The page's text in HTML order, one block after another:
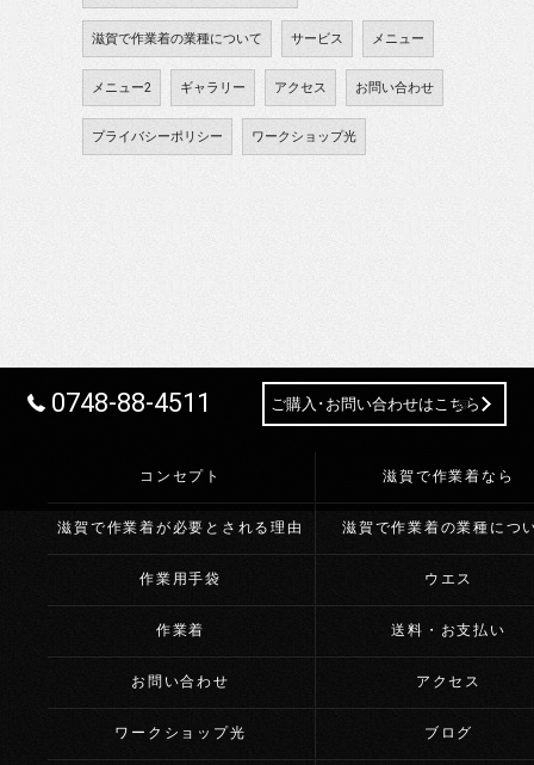
滋賀で作業着の業種について サービス メニュー
メニュー2 ギャラリー アクセス お問い合わせ
プライバシーポリシー ワークショップ光
0748-88-4511 ご購入･お問い合わせはこちら
コンセプト 滋賀で作業着なら
滋賀で作業着が必要とされる理由 滋賀で作業着の業種につ
作業用手袋 ウエス
作業着 送料・お支払い
お問い合わせ アクセス
ワークショップ光 ブログ